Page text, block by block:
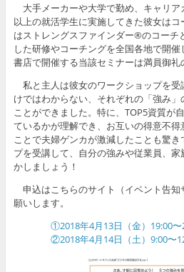
大手メーカーや大学で勤め、キャリア
以上の就活学生に実施してきた彼女は
はストレングスファインダー®のコーチ
した研修やコーチングを全国各地で開
書店で開催する当該セミナーは満員御礼
私と主人は彼女のワークショップを
けではわからない、それぞれの「強み
ことができました。特に、TOP5資質が
ているかが理解でき、お互いの得意不
ことで夫婦ゲンカが激減したことも驚
プを受講して、自分の強みや従業員、
かしましょう！
申込はこちらのサイト（イベント告知
願いします。
①2018年4月13日（金）19:00〜
②2018年4月14日（土）9:00〜